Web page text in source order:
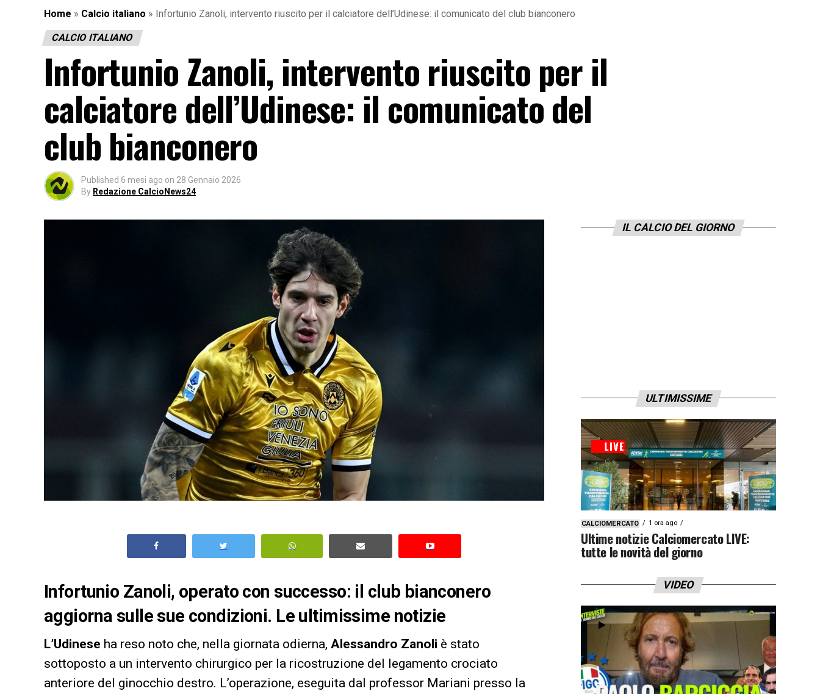
Home » Calcio italiano » Infortunio Zanoli, intervento riuscito per il calciatore dell’Udinese: il comunicato del club bianconero
CALCIO ITALIANO
Infortunio Zanoli, intervento riuscito per il
calciatore dell’Udinese: il comunicato del
club bianconero
Published 6 mesi ago on 28 Gennaio 2026
By Redazione CalcioNews24
Infortunio Zanoli, operato con successo: il club bianconero
aggiorna sulle sue condizioni. Le ultimissime notizie
L’Udinese ha reso noto che, nella giornata odierna, Alessandro Zanoli è stato
sottoposto a un intervento chirurgico per la ricostruzione del legamento crociato
anteriore del ginocchio destro. L’operazione, eseguita dal professor Mariani presso la
IL CALCIO DEL GIORNO
ULTIMISSIME
CALCIOMERCATO 1 ora ago
Ultime notizie Calciomercato LIVE:
tutte le novità del giorno
VIDEO